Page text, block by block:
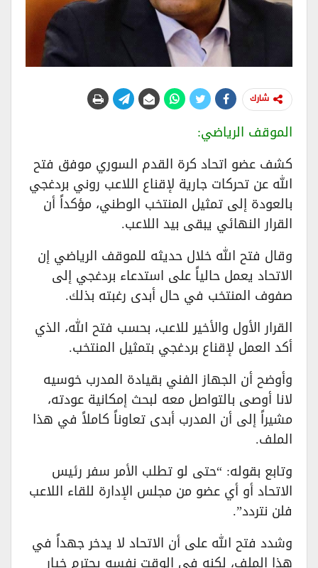
شارك
الموقف الرياضي:
كشف عضو اتحاد كرة القدم السوري موفق فتح
الله عن تحركات جارية لإقناع اللاعب روني بردغجي
بالعودة إلى تمثيل المنتخب الوطني، مؤكداً أن
القرار النهائي يبقى بيد اللاعب.
وقال فتح الله خلال حديثه للموقف الرياضي إن
الاتحاد يعمل حالياً على استدعاء بردغجي إلى
صفوف المنتخب في حال أبدى رغبته بذلك.
القرار الأول والأخير للاعب، بحسب فتح الله، الذي
أكد العمل لإقناع بردغجي بتمثيل المنتخب.
وأوضح أن الجهاز الفني بقيادة المدرب خوسيه
لانا أوصى بالتواصل معه لبحث إمكانية عودته،
مشيراً إلى أن المدرب أبدى تعاوناً كاملاً في هذا
الملف.
وتابع بقوله: “حتى لو تطلب الأمر سفر رئيس
الاتحاد أو أي عضو من مجلس الإدارة للقاء اللاعب
فلن نتردد”.
وشدد فتح الله على أن الاتحاد لا يدخر جهداً في
هذا الملف، لكنه في الوقت نفسه يحترم خيار